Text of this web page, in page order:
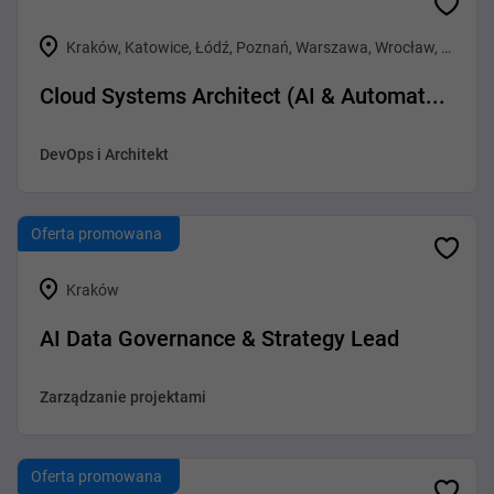
Kraków, Katowice, Łódź, Poznań, Warszawa, Wrocław, Gliwice
Cloud Systems Architect (AI & Automat...
DevOps i Architekt
Oferta promowana
Kraków
AI Data Governance & Strategy Lead
Zarządzanie projektami
Oferta promowana